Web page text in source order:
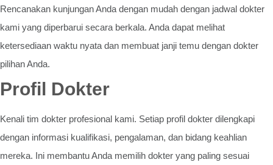
Rencanakan kunjungan Anda dengan mudah dengan jadwal dokter
kami yang diperbarui secara berkala. Anda dapat melihat
ketersediaan waktu nyata dan membuat janji temu dengan dokter
pilihan Anda.
Profil Dokter
Kenali tim dokter profesional kami. Setiap profil dokter dilengkapi
dengan informasi kualifikasi, pengalaman, dan bidang keahlian
mereka. Ini membantu Anda memilih dokter yang paling sesuai